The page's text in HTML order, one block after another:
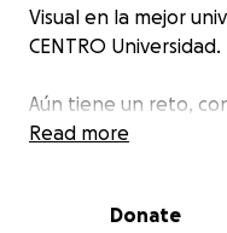
Visual en la mejor
CENTRO Universidad.
Aún tiene un reto,
de su equipo
Read more
Donate